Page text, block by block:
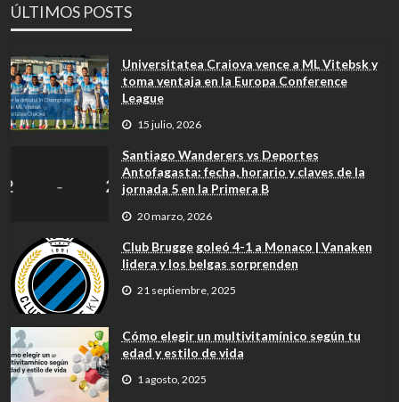
ÚLTIMOS POSTS
Universitatea Craiova vence a ML Vitebsk y
toma ventaja en la Europa Conference
League
15 julio, 2026
Santiago Wanderers vs Deportes
Antofagasta: fecha, horario y claves de la
jornada 5 en la Primera B
20 marzo, 2026
Club Brugge goleó 4-1 a Monaco | Vanaken
lidera y los belgas sorprenden
21 septiembre, 2025
Cómo elegir un multivitamínico según tu
edad y estilo de vida
1 agosto, 2025